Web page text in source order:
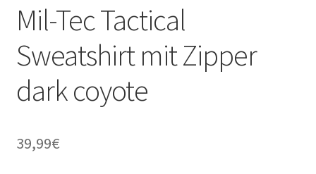
Mil-Tec Tactical
Sweatshirt mit Zipper
dark coyote
39,99€